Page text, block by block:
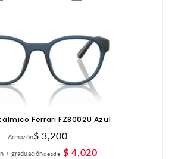
Ferrari FZ8002U Azul
ArmazónPrecio
habitual
$ 3,200
+ graduacióndesde $ 4,020